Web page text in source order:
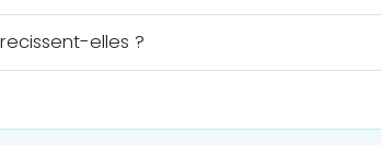
elles ?